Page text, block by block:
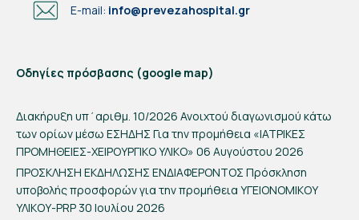
E-mail: info@prevezahospital.gr
Οδηγίες πρόσβασης (google map)
Διακήρυξη υπ΄αριθμ. 10/2026 Ανοιχτού διαγωνισμού κάτω
των ορίων μέσω ΕΣΗΔΗΣ Για την προμήθεια «ΙΑΤΡΙΚΕΣ
ΠΡΟΜΗΘΕΙΕΣ-ΧΕΙΡΟΥΡΓΙΚΟ ΥΛΙΚΟ» 06 Αυγούστου 2026
ΠΡΟΣΚΛΗΣΗ ΕΚΔΗΛΩΣΗΣ ΕΝΔΙΑΦΕΡΟΝΤΟΣ Πρόσκληση
υποβολής προσφορών για την προμήθεια ΥΓΕΙΟΝΟΜΙΚΟΥ
ΥΛΙΚΟΥ-PRP 30 Ιουλίου 2026